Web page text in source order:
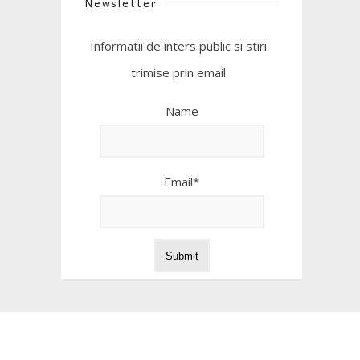
Informatii de inters public si stiri
trimise prin email
Name
Email*